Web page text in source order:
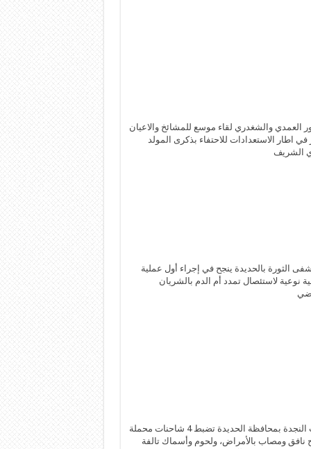
العمدي والشغدري لقاء موسع للمشائخ والاعيان
في اطار الاستعدادات للاحتفاء بذكرى المولد
الشريف
الثورة بالحديدة ينجح في إجراء أول عملية
نوعية لاستئصال تمدد أم الدم بالشريان
قوات النجدة بمحافظة الحديدة تضبط 4 شاحنات محملة
نافق ومصاب بالأمراض، ولحوم وأسماك تالفة